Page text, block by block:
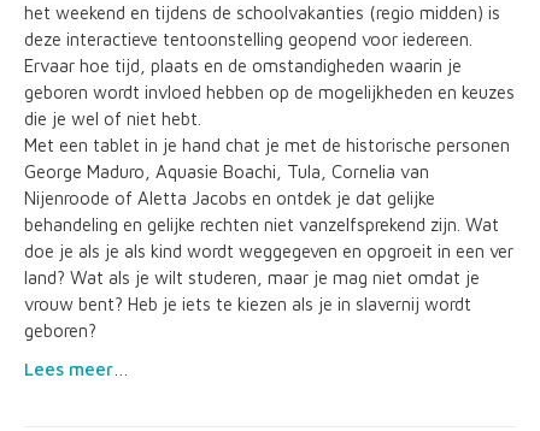
het weekend en tijdens de schoolvakanties (regio midden) is
deze interactieve tentoonstelling geopend voor iedereen.
Ervaar hoe tijd, plaats en de omstandigheden waarin je
geboren wordt invloed hebben op de mogelijkheden en keuzes
die je wel of niet hebt.
Met een tablet in je hand chat je met de historische personen
George Maduro, Aquasie Boachi, Tula, Cornelia van
Nijenroode of Aletta Jacobs en ontdek je dat gelijke
behandeling en gelijke rechten niet vanzelfsprekend zijn. Wat
doe je als je als kind wordt weggegeven en opgroeit in een ver
land? Wat als je wilt studeren, maar je mag niet omdat je
vrouw bent? Heb je iets te kiezen als je in slavernij wordt
geboren?
Lees meer